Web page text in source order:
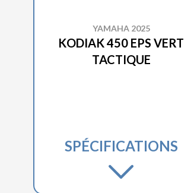
YAMAHA 2025
KODIAK 450 EPS VERT
TACTIQUE
SPÉCIFICATIONS